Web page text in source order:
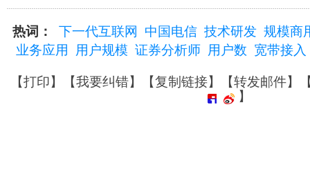
热词： 下一代互联网 中国电信 技术研发 规模商
业务应用
用户规模 证券分析师 用户数 宽带接入
【打印】【我要纠错】【复制链接】【转发邮件】
】